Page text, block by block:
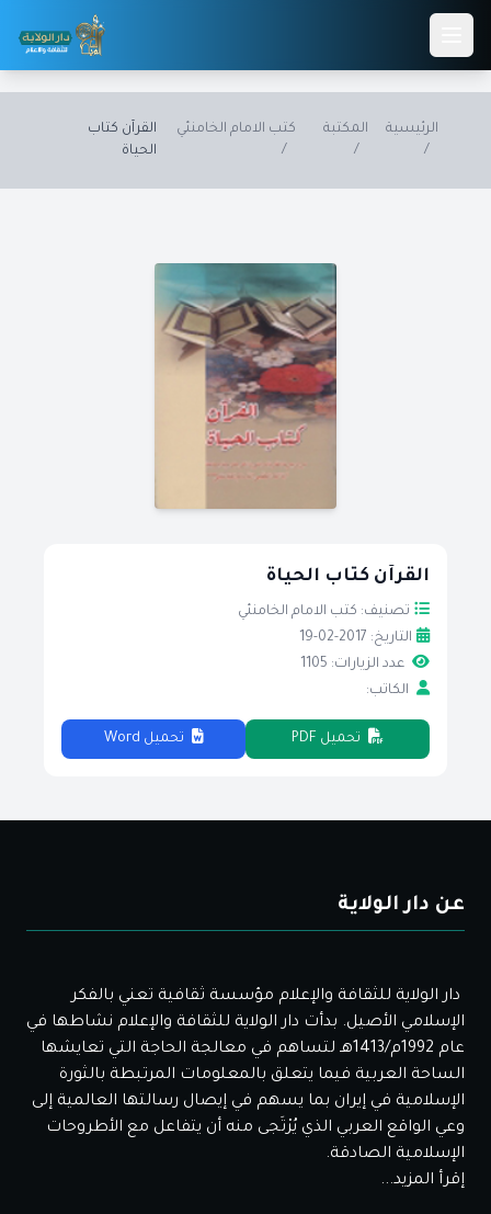
Skip to main content
الرئيسية
/
المكتبة
/
كتب الامام الخامنئي
/
القرآن كتاب
الحياة
القرآن كتاب الحياة
تصنيف: كتب الامام الخامنئي
التاريخ: 2017-02-19
عدد الزيارات: 1105
الكاتب:
تحميل PDF تحميل Word
عن دار الولاية
دار الولاية للثقافة والإعلام مؤسسة ثقافية تعني بالفكر
الإسلامي الأصيل. بدأت دار الولاية للثقافة والإعلام نشاطها في
عام 1992م/1413هـ لتساهم في معالجة الحاجة التي تعايشها
الساحة العربية فيما يتعلق بالمعلومات المرتبطة بالثورة
الإسلامية في إيران بما يسهم في إيصال رسالتها العالمية إلى
وعي الواقع العربي الذي يُرْتَجى منه أن يتفاعل مع الأطروحات
الإسلامية الصادقة.
إقرأ المزيد...